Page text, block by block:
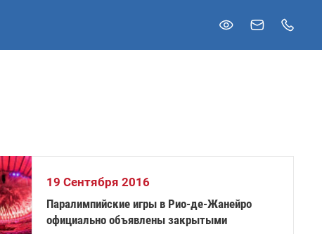
19 Сентября 2016
Паралимпийские игры в Рио-де-Жанейро
официально объявлены закрытыми